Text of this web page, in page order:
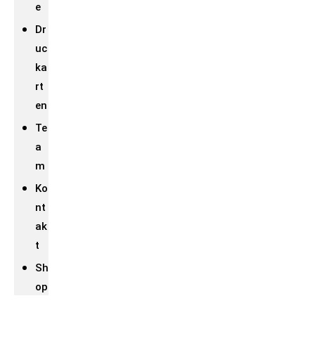
e
Dr
uc
ka
rt
en
Te
a
m
Ko
nt
ak
t
Sh
op